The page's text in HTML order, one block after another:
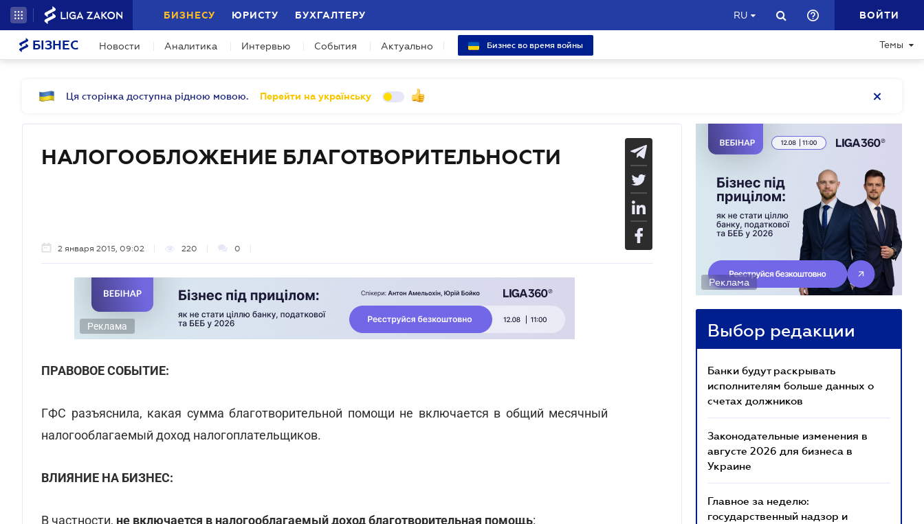
БИЗНЕСУ ЮРИСТУ БУХГАЛТЕРУ RU ВОЙТИ
БІЗНЕС Новости Аналитика Интервью События Актуально Бизнес во время войны Темы
Ця сторінка доступна рідною мовою. Перейти на українську
НАЛОГООБЛОЖЕНИЕ БЛАГОТВОРИТЕЛЬНОСТИ
2 января 2015, 09:02 220 0
Реклама
ПРАВОВОЕ СОБЫТИЕ:
ГФС разъяснила, какая сумма благотворительной помощи не включается в общий месячный
налогооблагаемый доход налогоплательщиков.
ВЛИЯНИЕ НА БИЗНЕС:
В частности, не включается в налогооблагаемый доход благотворительная помощь:
Реклама
Выбор редакции
Банки будут раскрывать
исполнителям больше данных о
счетах должников
Законодательные изменения в
августе 2026 для бизнеса в
Украине
Главное за неделю:
государственный надзор и